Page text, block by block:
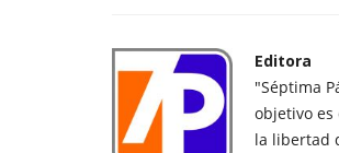
Editora
"Séptima
objetivo
la libertad